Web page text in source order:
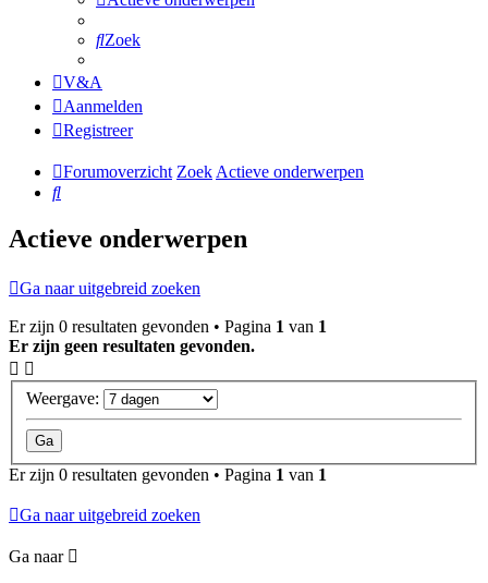
Zoek
V&A
Aanmelden
Registreer
Forumoverzicht ZoekActieve onderwerpen
Zoek
Actieve onderwerpen
Ga naar uitgebreid zoeken
Er zijn 0 resultaten gevonden • Pagina 1 van 1
Er zijn geen resultaten gevonden.
Weergave:
Er zijn 0 resultaten gevonden • Pagina 1 van 1
Ga naar uitgebreid zoeken
Ga naar